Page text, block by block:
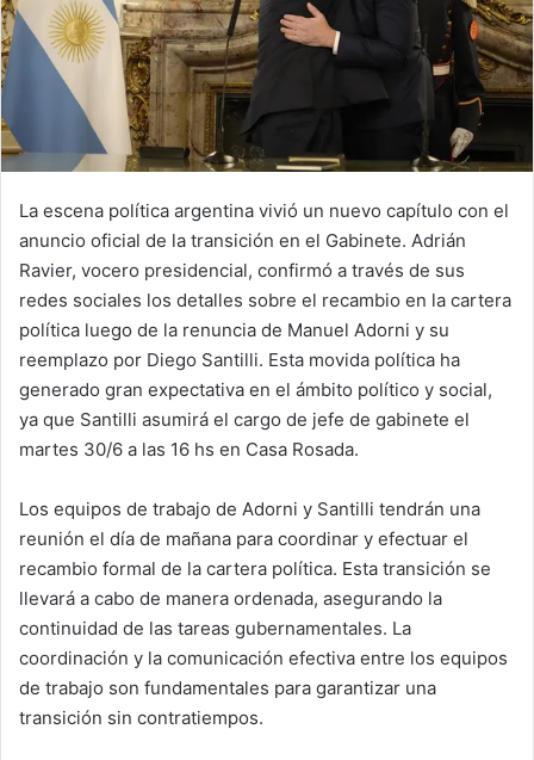
La escena política argentina vivió un nuevo capítulo con el
anuncio oficial de la transición en el Gabinete. Adrián
Ravier, vocero presidencial, confirmó a través de sus
redes sociales los detalles sobre el recambio en la cartera
política luego de la renuncia de Manuel Adorni y su
reemplazo por Diego Santilli. Esta movida política ha
generado gran expectativa en el ámbito político y social,
ya que Santilli asumirá el cargo de jefe de gabinete el
martes 30/6 a las 16 hs en Casa Rosada.
Los equipos de trabajo de Adorni y Santilli tendrán una
reunión el día de mañana para coordinar y efectuar el
recambio formal de la cartera política. Esta transición se
llevará a cabo de manera ordenada, asegurando la
continuidad de las tareas gubernamentales. La
coordinación y la comunicación efectiva entre los equipos
de trabajo son fundamentales para garantizar una
transición sin contratiempos.